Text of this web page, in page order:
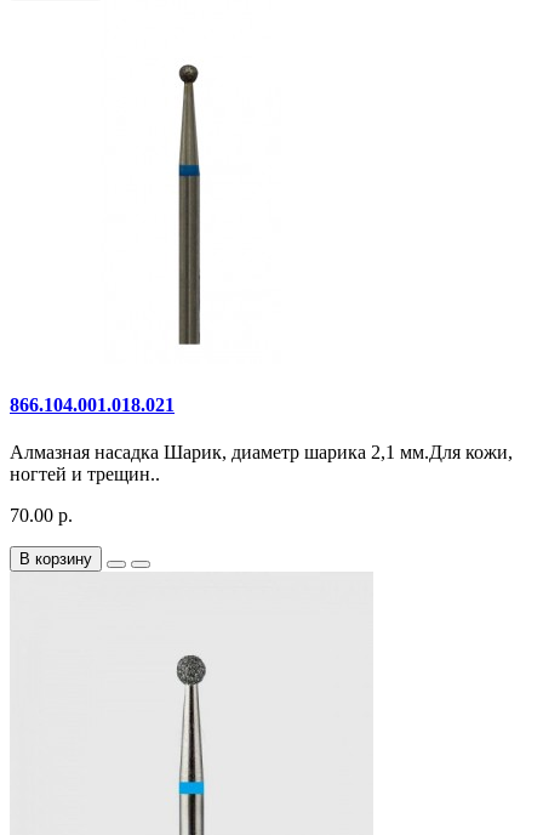
866.104.001.018.021
Алмазная насадка Шарик, диаметр шарика 2,1 мм.Для кожи,
ногтей и трещин..
70.00 р.
В корзину